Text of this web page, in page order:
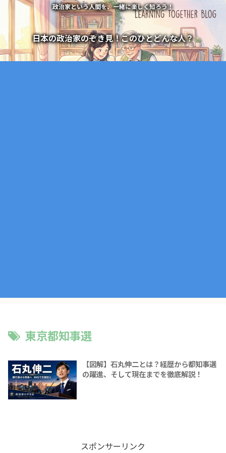
政治家という人間を、一緒に楽しく知ろう！
日本の政治家のぞき見！このひとどんな人？
東京都知事選
【図解】石丸伸二とは？経歴から都知事選
の躍進、そして現在までを徹底解説！
スポンサーリンク